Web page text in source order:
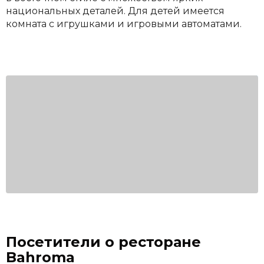
национальных деталей. Для детей имеется
комната с игрушками и игровыми автоматами.
Посетители о ресторане
Bahroma